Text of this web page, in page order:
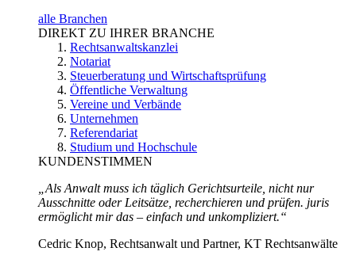
alle Branchen
DIREKT ZU IHRER BRANCHE
Rechtsanwaltskanzlei
Notariat
Steuerberatung und Wirtschaftsprüfung
Öffentliche Verwaltung
Vereine und Verbände
Unternehmen
Referendariat
Studium und Hochschule
KUNDENSTIMMEN
„Als Anwalt muss ich täglich Gerichtsurteile, nicht nur
Ausschnitte oder Leitsätze, recherchieren und prüfen. juris
ermöglicht mir das – einfach und unkompliziert.“
Cedric Knop, Rechtsanwalt und Partner, KT Rechtsanwälte